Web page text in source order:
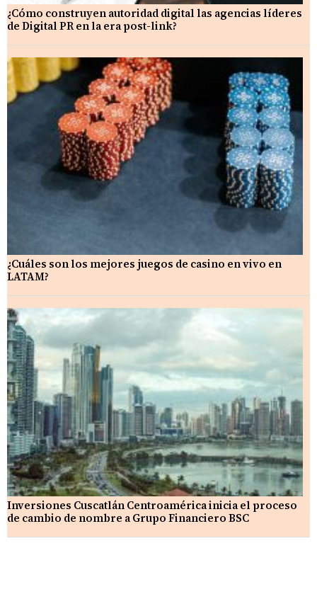
¿Cómo construyen autoridad digital las agencias líderes
de Digital PR en la era post-link?
¿Cuáles son los mejores juegos de casino en vivo en
LATAM?
Inversiones Cuscatlán Centroamérica inicia el proceso
de cambio de nombre a Grupo Financiero BSC